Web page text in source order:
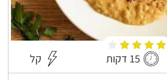
15 דקות קל